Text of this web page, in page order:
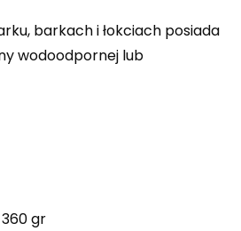
barkach i łokciach posiada
wodoodpornej lub
gr